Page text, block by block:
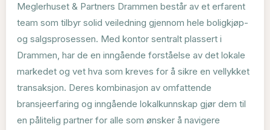
Meglerhuset & Partners Drammen består av et erfarent
team som tilbyr solid veiledning gjennom hele boligkjøp-
og salgsprosessen. Med kontor sentralt plassert i
Drammen, har de en inngående forståelse av det lokale
markedet og vet hva som kreves for å sikre en vellykket
transaksjon. Deres kombinasjon av omfattende
bransjeerfaring og inngående lokalkunnskap gjør dem til
en pålitelig partner for alle som ønsker å navigere